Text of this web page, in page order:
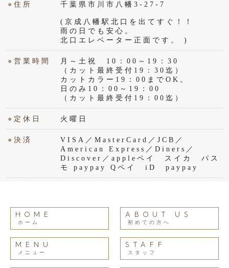
●住所 千葉県市川市八幡3-27-7
(京成八幡駅北口を出てすぐ！！
雨の日でも安心。
北口エレベーター正面です。 )
●営業時間
月～土祝 10：00～19：30
（カット最終受付19：30迄）
カットカラー19：00までOK。
日のみ10：00～19：00
（カット最終受付19：00迄）
● 定休日 火曜日
●決済
VISA／MasterCard／JCB／
American Express／Diners／
Discover／appleペイ スイカ パス
モ paypay Qペイ iD paypay
HOME
ホーム
ABOUT US
初めての方へ
MENU
メニュー
STAFF
スタッフ